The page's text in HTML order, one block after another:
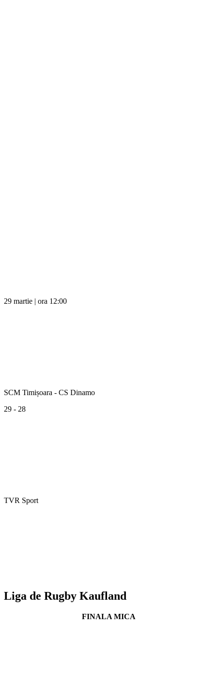
29 martie | ora 12:00
SCM Timișoara - CS Dinamo
29 - 28
TVR Sport
Liga de Rugby Kaufland
FINALA MICA